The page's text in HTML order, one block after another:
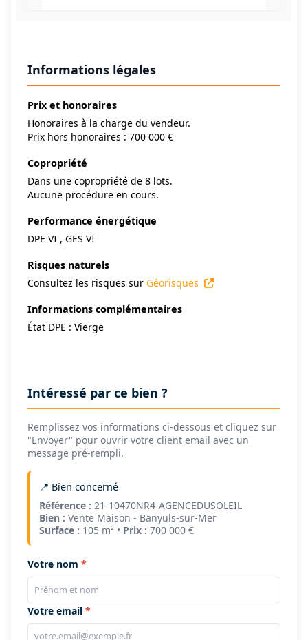
Informations légales
Prix et honoraires
Honoraires à la charge du vendeur.
Prix hors honoraires : 700 000 €
Copropriété
Dans une copropriété de 8 lots.
Aucune procédure en cours.
Performance énergétique
DPE VI , GES VI
Risques naturels
Consultez les risques sur Géorisques
Informations complémentaires
État DPE : Vierge
Intéressé par ce bien ?
Remplissez vos informations ci-dessous et cliquez sur
"Envoyer" pour ouvrir votre client email avec un
message pré-rempli.
📍 Bien concerné
Référence : 21-10470NR4-AGENCEDUSOLEIL
Bien : Vente Maison - Banyuls-sur-Mer
Surface : 105 m² • Prix : 700 000 €
Votre nom
Votre email